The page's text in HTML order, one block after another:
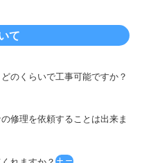
て
のくらいで工事可能ですか？
修理を依頼することは出来ま